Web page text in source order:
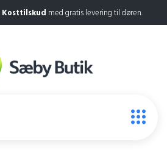
Kosttilskud med gratis levering til døren.